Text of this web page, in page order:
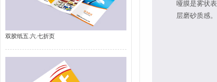
双胶纸五.六.七折页
哑膜是雾状
层磨砂质感